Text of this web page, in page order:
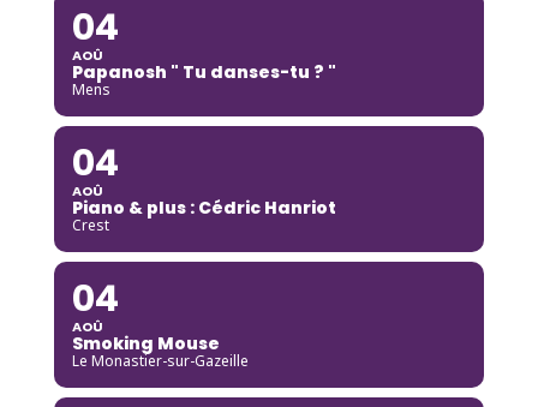
04
AOÛ
Papanosh " Tu danses-tu ? "
Mens
04
AOÛ
Piano & plus : Cédric Hanriot
Crest
04
AOÛ
Smoking Mouse
Le Monastier-sur-Gazeille